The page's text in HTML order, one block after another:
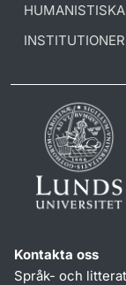
INSTITUTIONER
Kontakta oss
Språk- och